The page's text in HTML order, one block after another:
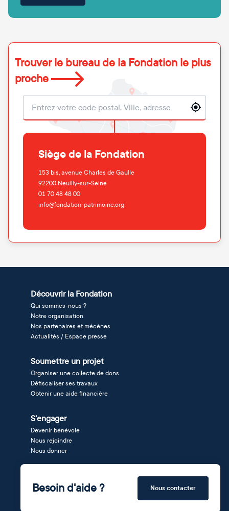
Trouver le bureau de la Fondation le plus
proche
Localisation
Siège de la Fondation
153 bis, avenue Charles de Gaulle
92200 Neuilly-sur-Seine
01 70 48 48 00
info@fondation-patrimoine.org
Découvrir la Fondation
Qui sommes-nous ?
Notre organisation
Nos partenaires et mécènes
Actualités / Espace presse
Soumettre un projet
Organiser une collecte de dons
Défiscaliser ses travaux
Obtenir une aide financière
S'engager
Devenir bénévole
Nous rejoindre
Nous donner
Besoin d'aide ? Nous contacter